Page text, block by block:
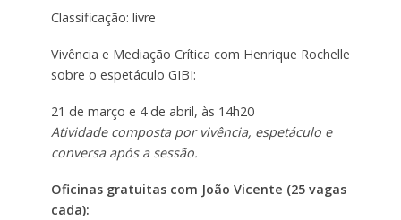
Classificação: livre
Vivência e Mediação Crítica com Henrique Rochelle
sobre o espetáculo GIBI:
21 de março e 4 de abril, às 14h20
Atividade composta por vivência, espetáculo e
conversa após a sessão.
Oficinas gratuitas com João Vicente (25 vagas
cada):